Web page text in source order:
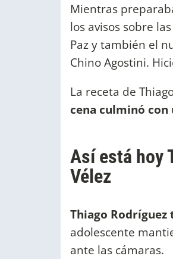
Mientras
los avisos sobre
Paz y también el
Chino Agostini.
La receta de
cena culminó
Así está hoy
Vélez
Thiago Rodríguez
adolescente
ante las cámaras.